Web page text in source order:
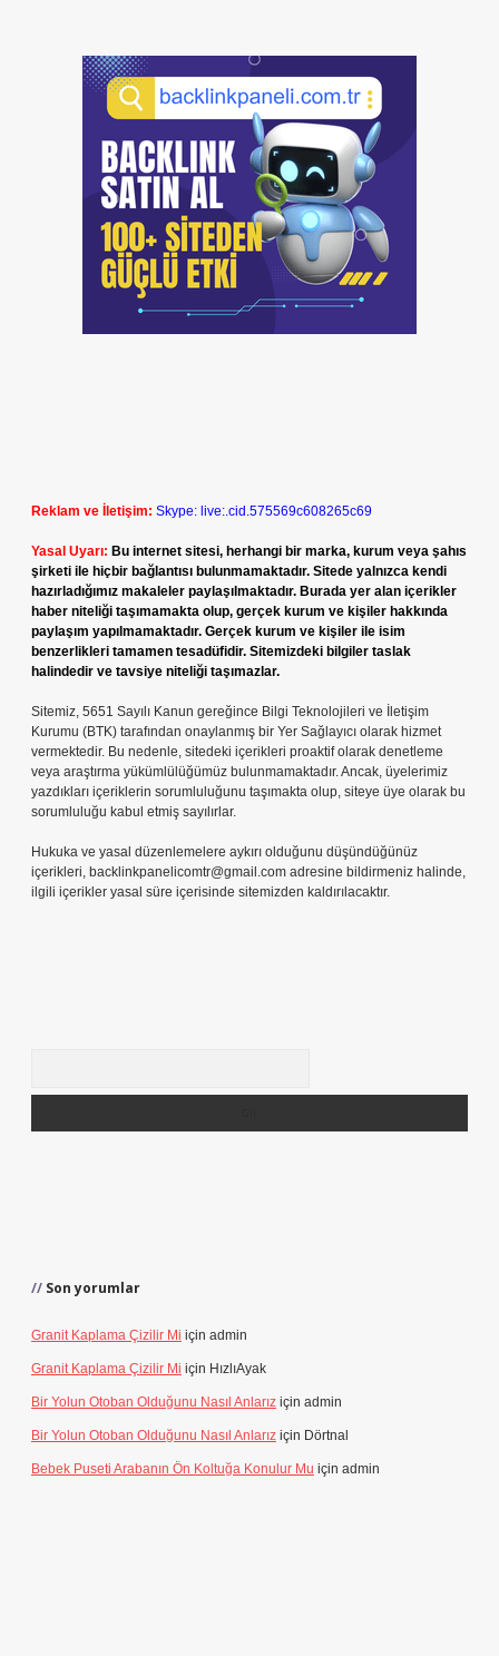
Reklam ve İletişim: Skype: live:.cid.575569c608265c69
Yasal Uyarı: Bu internet sitesi, herhangi bir marka, kurum veya şahıs
şirketi ile hiçbir bağlantısı bulunmamaktadır. Sitede yalnızca kendi
hazırladığımız makaleler paylaşılmaktadır. Burada yer alan içerikler
haber niteliği taşımamakta olup, gerçek kurum ve kişiler hakkında
paylaşım yapılmamaktadır. Gerçek kurum ve kişiler ile isim
benzerlikleri tamamen tesadüfidir. Sitemizdeki bilgiler taslak
halindedir ve tavsiye niteliği taşımazlar.
Sitemiz, 5651 Sayılı Kanun gereğince Bilgi Teknolojileri ve İletişim
Kurumu (BTK) tarafından onaylanmış bir Yer Sağlayıcı olarak hizmet
vermektedir. Bu nedenle, sitedeki içerikleri proaktif olarak denetleme
veya araştırma yükümlülüğümüz bulunmamaktadır. Ancak, üyelerimiz
yazdıkları içeriklerin sorumluluğunu taşımakta olup, siteye üye olarak bu
sorumluluğu kabul etmiş sayılırlar.
Hukuka ve yasal düzenlemelere aykırı olduğunu düşündüğünüz
içerikleri, backlinkpanelicomtr@gmail.com adresine bildirmeniz halinde,
ilgili içerikler yasal süre içerisinde sitemizden kaldırılacaktır.
Son yorumlar
Granit Kaplama Çizilir Mi için admin
Granit Kaplama Çizilir Mi için HızlıAyak
Bir Yolun Otoban Olduğunu Nasıl Anlarız için admin
Bir Yolun Otoban Olduğunu Nasıl Anlarız için Dörtnal
Bebek Puseti Arabanın Ön Koltuğa Konulur Mu için admin